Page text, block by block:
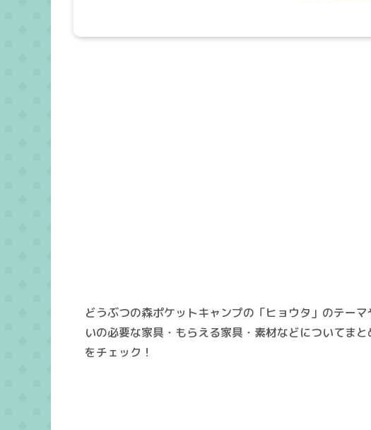
どうぶつの森ポケットキャンプの「ヒョウタ」のテー
いの必要な家具・もらえる家具・素材などについてま
をチェック！